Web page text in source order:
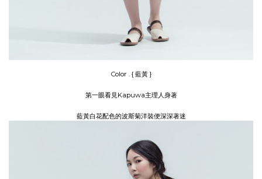
Color . { 藍黃 }
第一眼看見Kapuwa主理人身著
藍黃白花配色的波斯菊洋裝便深深著迷